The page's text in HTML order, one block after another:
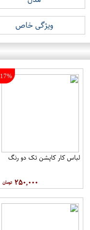
ویژگی خاص
17%
لباس کار کاپشن تک دو رنگ
۲۵۰,۰۰۰